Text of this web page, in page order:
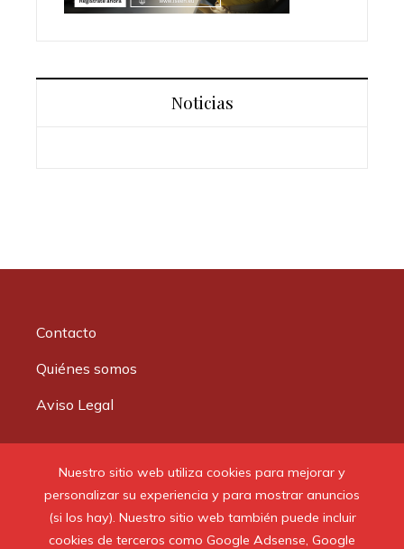
Nuestro sitio web utiliza cookies para mejorar y
personalizar su experiencia y para mostrar anuncios
(si los hay). Nuestro sitio web también puede incluir
cookies de terceros como Google Adsense, Google
Noticias
Contacto
Quiénes somos
Aviso Legal